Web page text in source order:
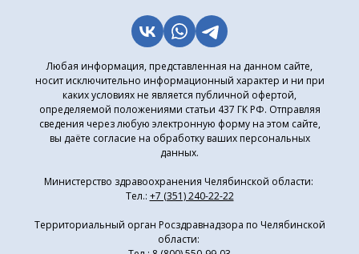
Любая информация, представленная на данном сайте,
носит исключительно информационный характер и ни при
каких условиях не является публичной офертой,
определяемой положениями статьи 437 ГК РФ. Отправляя
сведения через любую электронную форму на этом сайте,
вы даёте согласие на обработку ваших персональных
данных.
Министерство здравоохранения Челябинской области:
Тел.: +7 (351) 240-22-22
Территориальный орган Росздравнадзора по Челябинской
области: